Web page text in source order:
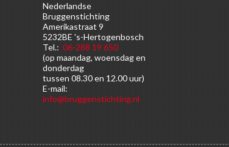
Nederlandse
Bruggenstichting
Amerikastraat 9
5232BE 's-Hertogenbosch
Tel.: 06-288 19 650
(op maandag, woensdag en
donderdag
tussen 08.30 en 12.00 uur)
E-mail:
info@bruggenstichting.nl